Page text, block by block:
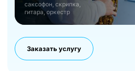
саксофон, скрипка,
гитара, оркестр
Заказать услугу